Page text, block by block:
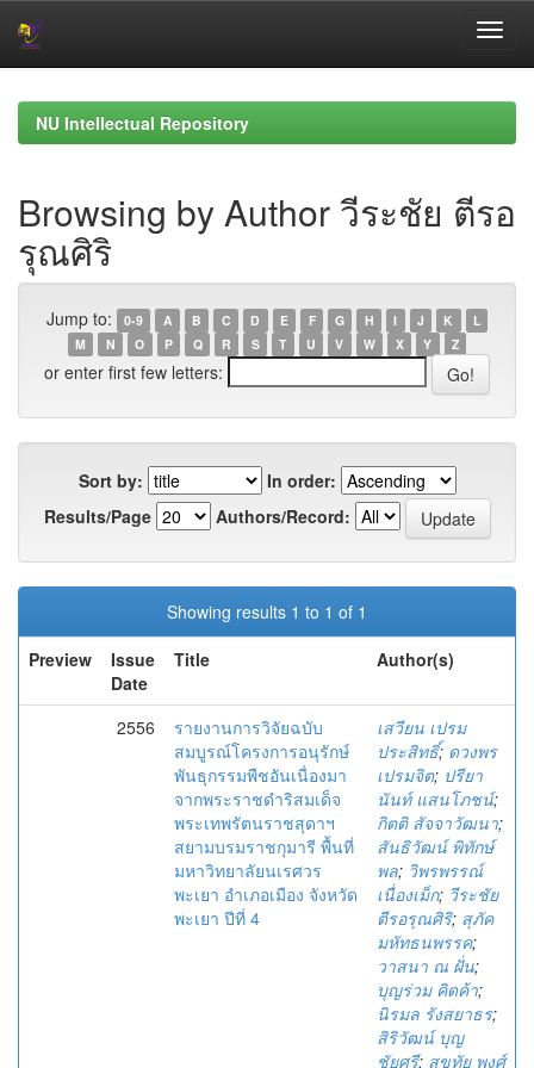
navigationNU Intellectual Repository
Browsing by Author วีระชัย ตีรอ
รุณศิริ
Jump to: 0-9 A B C D E F G H I J K
L
M
N O P Q R S T U V W X Y Z
or enter first few letters:
Sort by:
In order:
Results/Page
Authors/Record:
Showing results 1 to 1 of 1
Preview
Issue
Date
Title Author(s)
2556
รายงานการวิจัยฉบับ
สมบูรณ์โครงการอนุรักษ์
พันธุกรรมพืชอันเนื่องมา
จากพระราชดำริสมเด็จ
พระเทพรัตนราชสุดาฯ
สยามบรมราชกุมารี พื้นที่
มหาวิทยาลัยนเรศวร
พะเยา อำเภอเมือง จังหวัด
พะเยา ปีที่ 4
เสวียน เปรม
ประสิทธิ์; ดวงพร
เปรมจิต; ปรียา
นันท์ แสนโภชน์;
กิตติ สัจจาวัฒนา;
สันธิวัฒน์ พิทักษ์
พล; วิพรพรรณ์
เนื่องเม็ก; วีระชัย
ตีรอรุณศิริ; สุภัค
มหัทธนพรรค;
วาสนา ณ ฝั่น;
บุญร่วม คิดค้า;
นิรมล รังสยาธร;
สิริวัฒน์ บุญ
ชัยศรี; สุขทัย พงศ์